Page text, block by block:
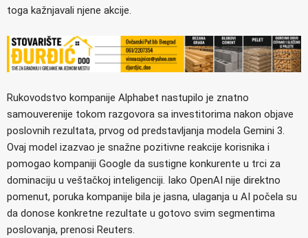
toga kažnjavali njene akcije.
Rukovodstvo kompanije Alphabet nastupilo je znatno
samouverenije tokom razgovora sa investitorima nakon objave
poslovnih rezultata, prvog od predstavljanja modela Gemini 3.
Ovaj model izazvao je snažne pozitivne reakcije korisnika i
pomogao kompaniji Google da sustigne konkurente u trci za
dominaciju u veštačkoj inteligenciji. Iako OpenAI nije direktno
pomenut, poruka kompanije bila je jasna, ulaganja u AI počela su
da donose konkretne rezultate u gotovo svim segmentima
poslovanja, prenosi Reuters.